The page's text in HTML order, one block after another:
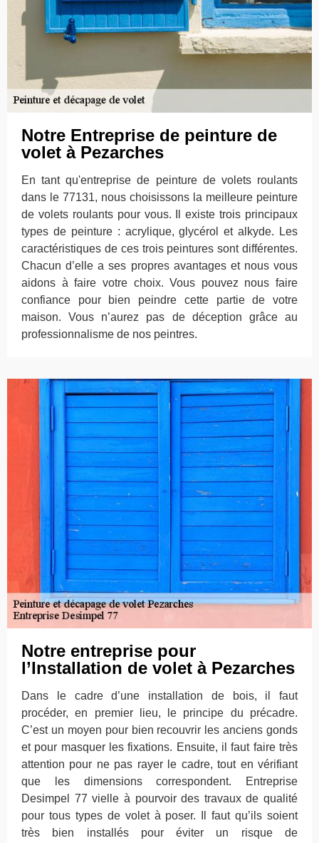
Notre Entreprise de peinture de
volet à Pezarches
En tant qu'entreprise de peinture de volets roulants
dans le 77131, nous choisissons la meilleure peinture
de volets roulants pour vous. Il existe trois principaux
types de peinture : acrylique, glycérol et alkyde. Les
caractéristiques de ces trois peintures sont différentes.
Chacun d’elle a ses propres avantages et nous vous
aidons à faire votre choix. Vous pouvez nous faire
confiance pour bien peindre cette partie de votre
maison. Vous n’aurez pas de déception grâce au
professionnalisme de nos peintres.
Notre entreprise pour
l’Installation de volet à Pezarches
Dans le cadre d’une installation de bois, il faut
procéder, en premier lieu, le principe du précadre.
C’est un moyen pour bien recouvrir les anciens gonds
et pour masquer les fixations. Ensuite, il faut faire très
attention pour ne pas rayer le cadre, tout en vérifiant
que les dimensions correspondent. Entreprise
Desimpel 77 vielle à pourvoir des travaux de qualité
pour tous types de volet à poser. Il faut qu’ils soient
très bien installés pour éviter un risque de